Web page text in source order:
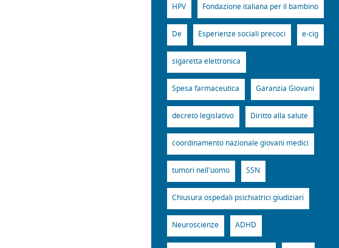
HPV Fondazione italiana per il bambino
De Esperienze sociali precoci e-cig
sigaretta elettronica
Spesa farmaceutica Garanzia Giovani
decreto legislativo Diritto alla salute
coordinamento nazionale giovani medici
tumori nell'uomo SSN
Chiusura ospedali psichiatrici giudiziari
Neuroscienze ADHD